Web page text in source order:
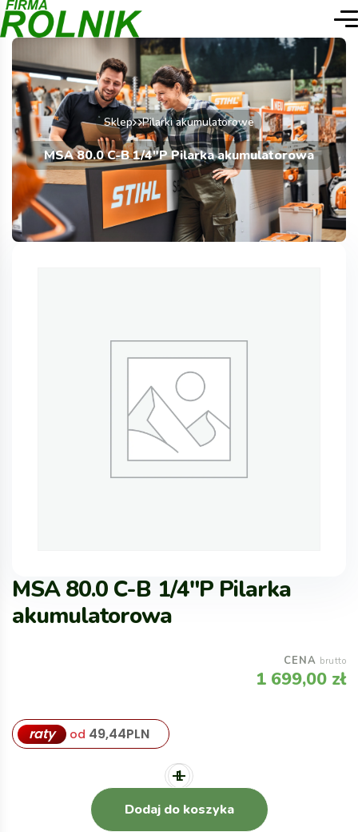
Sklep Pilarki akumulatorowe
MSA 80.0 C-B 1/4″P Pilarka akumulatorowa
MSA 80.0 C-B 1/4″P Pilarka
akumulatorowa
CENA brutto
1 699,00 zł
raty od 49,44PLN
Dodaj do koszyka